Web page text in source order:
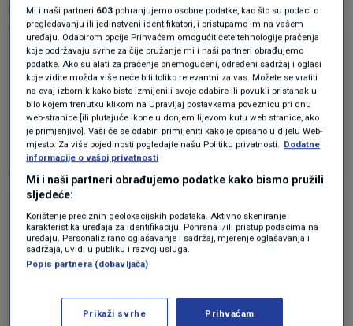
prije 4 mjeseci
wc
Nek svoje anuse brišu na pravom mjestu i s wc
papirom.
Odgovor
prije 4 mjeseci
naivna
ON, misli da je najpametniji na svijetu, a u stvari
osjeti se do mora!!!! Sigurno će ga poslušati naši
iznajmljivači!!
Mi i naši partneri 603 pohranjujemo osobne podatke, kao što su podaci o
pregledavanju ili jedinstveni identifikatori, i pristupamo im na vašem
uređaju. Odabirom opcije Prihvaćam omogućit ćete tehnologije praćenja
koje podržavaju svrhe za čije pružanje mi i naši partneri obrađujemo
podatke. Ako su alati za praćenje onemogućeni, određeni sadržaj i oglasi
koje vidite možda više neće biti toliko relevantni za vas. Možete se vratiti
na ovaj izbornik kako biste izmijenili svoje odabire ili povukli pristanak u
bilo kojem trenutku klikom na Upravljaj postavkama poveznicu pri dnu
web-stranice [ili plutajuće ikone u donjem lijevom kutu web stranice, ako
je primjenjivo]. Vaši će se odabiri primijeniti kako je opisano u dijelu Web-
mjesto. Za više pojedinosti pogledajte našu Politiku privatnosti. Dodatne
informacije o vašoj privatnosti
Mi i naši partneri obrađujemo podatke kako bismo pružili
sljedeće:
Korištenje preciznih geolokacijskih podataka. Aktivno skeniranje
karakteristika uređaja za identifikaciju. Pohrana i/ili pristup podacima na
uređaju. Personalizirano oglašavanje i sadržaj, mjerenje oglašavanja i
sadržaja, uvidi u publiku i razvoj usluga.
Popis partnera (dobavljača)
Prikaži svrhe Prihvaćam